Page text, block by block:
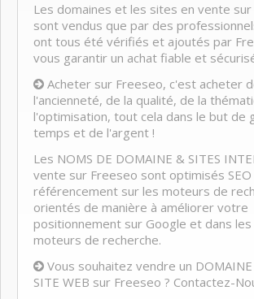
Les domaines et les sites en vente
sont vendus que par des
ont tous été vérifiés et ajoutés par
vous garantir un achat fiable et
Acheter sur Freeseo, c'est acheter
l'ancienneté, de la qualité, de la
l'optimisation, tout cela dans le but de
temps et de l'argent !
Les NOMS DE DOMAINE & SITES
vente sur Freeseo sont optimisés
référencement sur les moteurs de
orientés de manière à améliorer votre
positionnement sur Google et dans
moteurs de recherche.
Vous souhaitez vendre un
SITE WEB sur Freeseo ? Contactez-